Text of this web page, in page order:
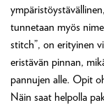
tunnetaan myös
stitch”, on erityinen
eristävän pinnan,
pannujen alle. Opit
Näin saat helpolla